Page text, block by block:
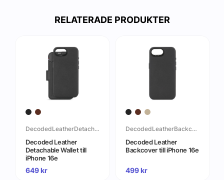
RELATERADE PRODUKTER
DecodedLeatherDetachableWallettilliPhone16e
Decoded Leather
Detachable Wallet till
iPhone 16e
649kr
DecodedLeatherBackcovertilliPhone16e
Decoded Leather
Backcover till iPhone 16e
499kr